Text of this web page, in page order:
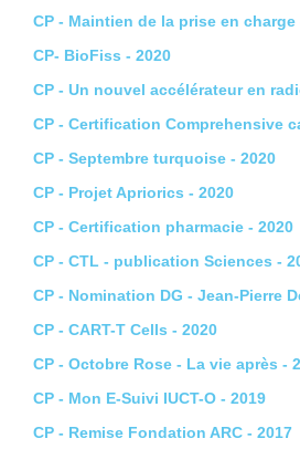
CP - Maintien de la prise en charge
CP- BioFiss - 2020
CP - Un nouvel accélérateur en
CP - Certification Comprehensive
CP - Septembre turquoise - 2020
CP - Projet Apriorics - 2020
CP - Certification pharmacie - 2020
CP - CTL - publication Sciences -
CP - Nomination DG - Jean-Pierre
CP - CART-T Cells - 2020
CP - Octobre Rose - La vie après -
CP - Mon E-Suivi IUCT-O - 2019
CP - Remise Fondation ARC - 2017